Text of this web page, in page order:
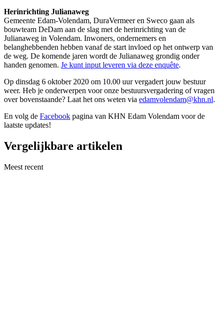
Herinrichting Julianaweg
Gemeente Edam-Volendam, DuraVermeer en Sweco gaan als
bouwteam DeDam aan de slag met de herinrichting van de
Julianaweg in Volendam. Inwoners, ondernemers en
belanghebbenden hebben vanaf de start invloed op het ontwerp van
de weg. De komende jaren wordt de Julianaweg grondig onder
handen genomen. Je kunt input leveren via deze enquête.
Op dinsdag 6 oktober 2020 om 10.00 uur vergadert jouw bestuur
weer. Heb je onderwerpen voor onze bestuursvergadering of vragen
over bovenstaande? Laat het ons weten via edamvolendam@khn.nl.
En volg de Facebook pagina van KHN Edam Volendam voor de
laatste updates!
Vergelijkbare artikelen
Meest recent